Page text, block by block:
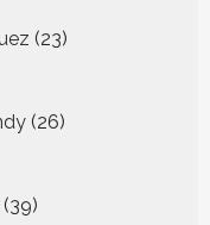
23
producten
26
producten
39
producten